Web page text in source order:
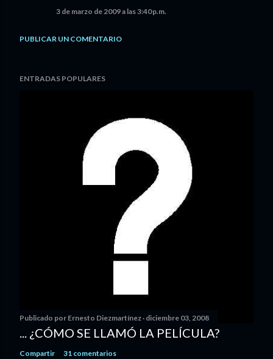
3 de marzo de 2009 a las 3:40 p.m.
PUBLICAR UN COMENTARIO
ENTRADAS POPULARES
Publicado por Ernesto Diezmartínez diciembre 03, 2008
... ¿CÓMO SE LLAMÓ LA PELÍCULA?
Compartir 31 comentarios